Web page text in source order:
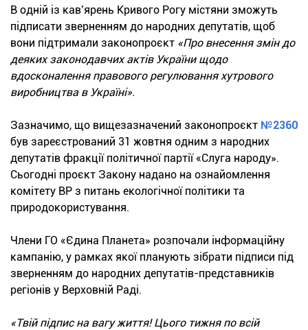
В одній із кав’ярень Кривого Рогу містяни зможуть
підписати зверненням до народних депутатів, щоб
вони підтримали законопроєкт «Про внесення змін до
деяких законодавчих актів України щодо
вдосконалення правового регулювання хутрового
виробництва в Україні».
Зазначимо, що вищезазначений законопроєкт №2360
був зареєстрований 31 жовтня одним з народних
депутатів фракції політичної партії «Слуга народу».
Сьогодні проєкт Закону надано на ознайомлення
комітету ВР з питань екологічної політики та
природокористування.
Члени ГО «Єдина Планета» розпочали інформаційну
кампанію, у рамках якої планують зібрати підписи під
зверненням до народних депутатів-представників
регіонів у Верховній Раді.
«Твій підпис на вагу життя! Цього тижня по всій